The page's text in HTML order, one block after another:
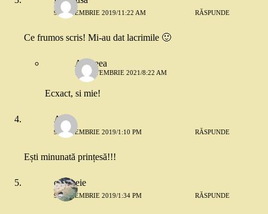
9 SEPTEMBRIE 2019/11:22 AM RĂSPUNDE
Ce frumos scris! Mi-au dat lacrimile 🙂
Andreea
14 SEPTEMBRIE 2021/8:22 AM
Ecxact, si mie!
Alice
9 SEPTEMBRIE 2019/1:10 PM RĂSPUNDE
Ești minunată prințesă!!!
o femeie
9 SEPTEMBRIE 2019/1:34 PM RĂSPUNDE